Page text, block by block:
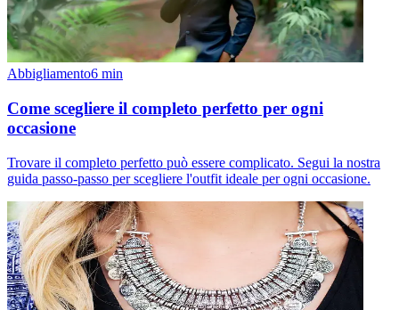
Abbigliamento6 min
Come scegliere il completo perfetto per ogni
occasione
Trovare il completo perfetto può essere complicato. Segui la nostra
guida passo-passo per scegliere l'outfit ideale per ogni occasione.